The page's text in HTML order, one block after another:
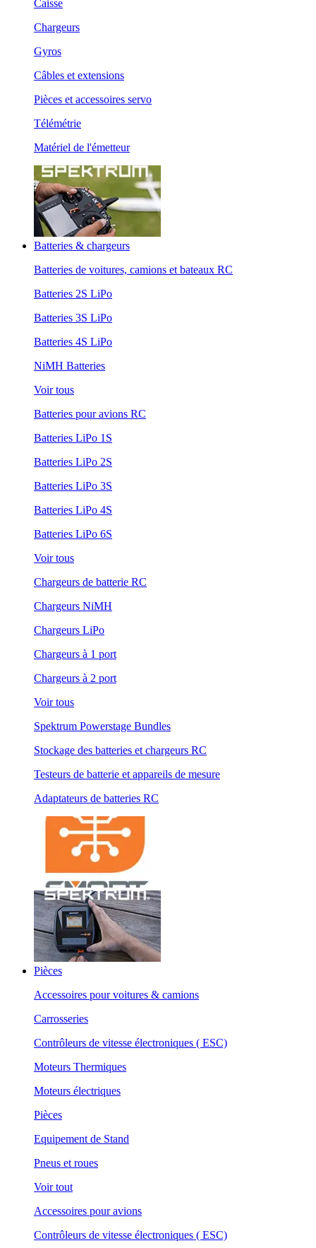
Caisse
Chargeurs
Gyros
Câbles et extensions
Pièces et accessoires servo
Télémétrie
Matériel de l'émetteur
Batteries & chargeurs
Batteries de voitures, camions et bateaux RC
Batteries 2S LiPo
Batteries 3S LiPo
Batteries 4S LiPo
NiMH Batteries
Voir tous
Batteries pour avions RC
Batteries LiPo 1S
Batteries LiPo 2S
Batteries LiPo 3S
Batteries LiPo 4S
Batteries LiPo 6S
Voir tous
Chargeurs de batterie RC
Chargeurs NiMH
Chargeurs LiPo
Chargeurs à 1 port
Chargeurs à 2 port
Voir tous
Spektrum Powerstage Bundles
Stockage des batteries et chargeurs RC
Testeurs de batterie et appareils de mesure
Adaptateurs de batteries RC
Pièces
Accessoires pour voitures & camions
Carrosseries
Contrôleurs de vitesse électroniques ( ESC)
Moteurs Thermiques
Moteurs électriques
Pièces
Equipement de Stand
Pneus et roues
Voir tout
Accessoires pour avions
Contrôleurs de vitesse électroniques ( ESC)